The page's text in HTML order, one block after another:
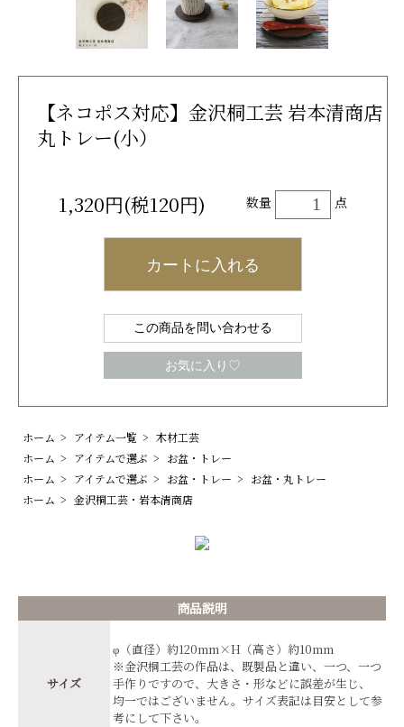
【ネコポス対応】金沢桐工芸 岩本清商店
丸トレー(小）
1,320円(税120円) 数量 点
カートに入れる
この商品を問い合わせる
お気に入り♡
ホーム > アイテム一覧 > 木材工芸
ホーム > アイテムで選ぶ > お盆・トレー
ホーム > アイテムで選ぶ > お盆・トレー > お盆・丸トレー
ホーム > 金沢桐工芸・岩本清商店
商品説明
サイズ
φ（直径）約120mm×H（高さ）約10mm
※金沢桐工芸の作品は、既製品と違い、一つ、一つ
手作りですので、大きさ・形などに誤差が生じ、
均一ではございません。サイズ表記は目安として参
考にして下さい。 ﾠ